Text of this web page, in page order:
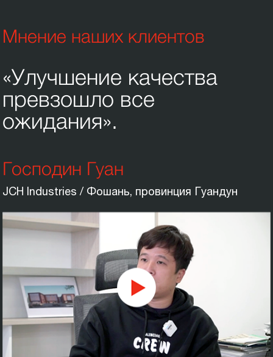
Мнение наших клиентов
«Улучшение качества
превзошло все
ожидания».
Господин Гуан
JCH Industries / Фошань, провинция Гуандун